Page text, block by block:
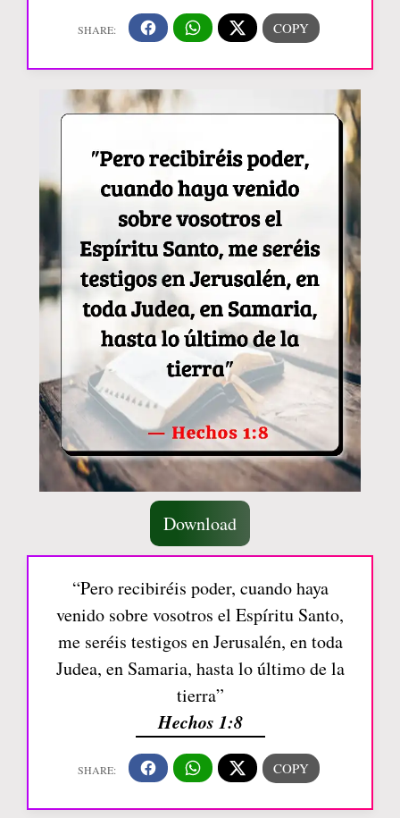
Download
“Pero recibiréis poder, cuando haya
venido sobre vosotros el Espíritu Santo,
me seréis testigos en Jerusalén, en toda
Judea, en Samaria, hasta lo último de la
tierra”
Hechos 1:8